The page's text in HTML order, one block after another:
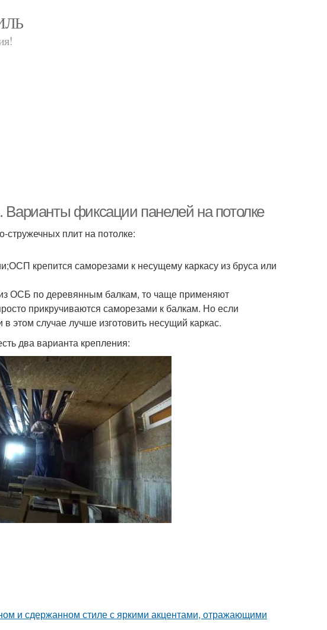
фиксации панелей на потолке
плит на потолке:
крепится саморезами к несущему каркасу из бруса или
ОСБ по деревянным балкам, то чаще применяют
прикручиваются саморезами к балкам. Но если
этом случае лучше изготовить несущий каркас.
два варианта крепления:
и сдержанном стиле с яркими акцентами, отражающими